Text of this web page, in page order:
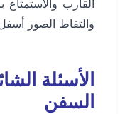
القارب
والتقاط الصور
الأسئلة
السفن